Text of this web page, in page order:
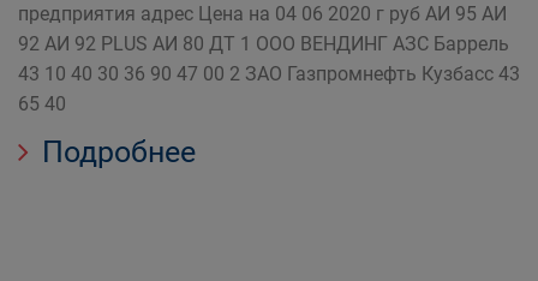
предприятия адрес Цена на 04 06 2020 г руб АИ 95 АИ
92 АИ 92 PLUS АИ 80 ДТ 1 ООО ВЕНДИНГ АЗС Баррель
43 10 40 30 36 90 47 00 2 ЗАО Газпромнефть Кузбасс 43
65 40
Подробнее